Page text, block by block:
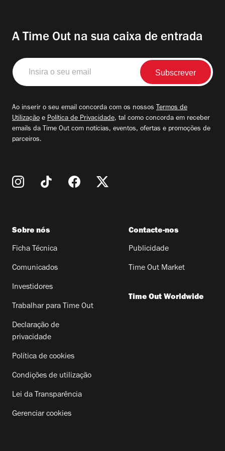
A Time Out na sua caixa de entrada
Insira
o
seu
Ao inserir o seu email concorda com os nossos Termos de
Utilização e Política de Privacidade, tal como concorda em receber
emails da Time Out com notícias, eventos, ofertas e promoções de
parceiros.
Sobre nós
Ficha Técnica
Comunicados
Investidores
Trabalhar para Time Out
Declaração de
privacidade
Política de cookies
Condições de utilização
Lei da Transparência
Gerenciar cookies
Contacte-nos
Publicidade
Time Out Market
Time Out Worldwide